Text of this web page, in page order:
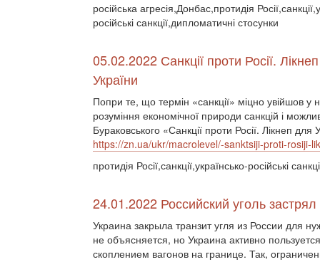
російська агресія,Донбас,протидія
російські санкції,дипломатичні стосунки
05.02.2022 Санкції проти Росії.
України
Попри те, що термін «санкції» міцно увійшов у
розуміння економічної природи санкцій і
Бураковського «Санкції проти Росії. Лікнеп для
https://zn.ua/ukr/macrolevel/-sanktsiji-proti-rosiji-
протидія Росії,санкції,українсько-російські
24.01.2022 Российский уголь
Украина закрыла транзит угля из России для
не объясняется, но Украина активно
скоплением вагонов на границе. Так,